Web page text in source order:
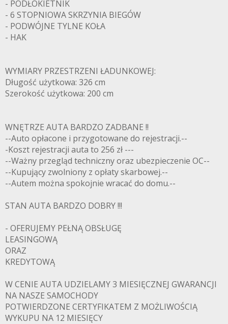
- PODŁOKIETNIK
- 6 STOPNIOWA SKRZYNIA BIEGÓW
- PODWÓJNE TYLNE KOŁA
- HAK
WYMIARY PRZESTRZENI ŁADUNKOWEJ:
Długość użytkowa: 326 cm
Szerokość użytkowa: 200 cm
WNĘTRZE AUTA BARDZO ZADBANE !!
--Auto opłacone i przygotowane do rejestracji.--
-Koszt rejestracji auta to 256 zł ---
--Ważny przegląd techniczny oraz ubezpieczenie OC--
--Kupujący zwolniony z opłaty skarbowej.--
--Autem można spokojnie wracać do domu.--
STAN AUTA BARDZO DOBRY !!!
- OFERUJEMY PEŁNĄ OBSŁUGĘ
LEASINGOWĄ
ORAZ
KREDYTOWĄ
W CENIE AUTA UDZIELAMY 3 MIESIĘCZNEJ GWARANCJI
NA NASZE SAMOCHODY
POTWIERDZONE CERTYFIKATEM Z MOŻLIWOŚCIĄ
WYKUPU NA 12 MIESIĘCY